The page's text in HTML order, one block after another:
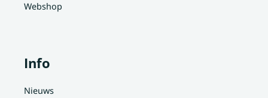
Webshop
Info
Nieuws